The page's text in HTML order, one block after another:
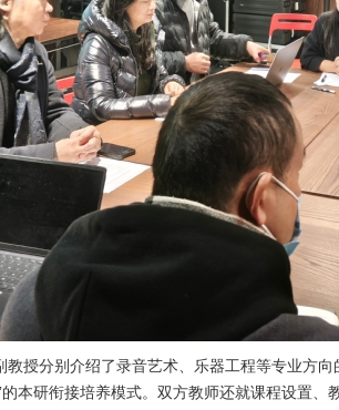
授分别介绍了录音艺术、乐器工程等专业方
本研衔接培养模式。双方教师还就课程设置、